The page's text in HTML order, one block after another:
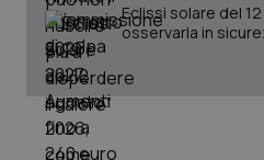
Eclissi solare del
osservarla in